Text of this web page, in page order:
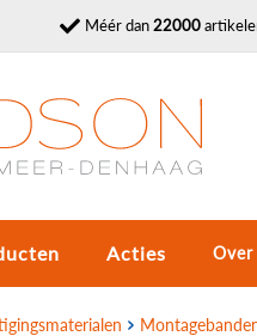
Méér dan22000
Acties Over